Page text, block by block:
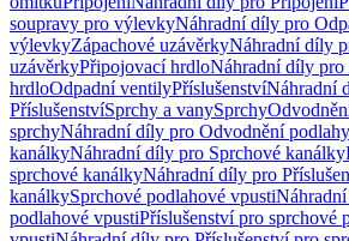
soupravy pro výlevkyNáhradní díly pro
výlevkyZápachové uzávěrkyNáhradní díly
uzávěrkyPřipojovací hrdloNáhradní díly pro
hrdloOdpadní ventilyPříslušenstvíNáhradní
PříslušenstvíSprchy a vanySprchy
sprchyNáhradní díly pro Odvodnění
kanálkyNáhradní díly pro Sprchové kanálky
sprchové kanálkyNáhradní díly pro
kanálkySprchové podlahové vpusti
podlahové vpustiPříslušenství pro sprchové